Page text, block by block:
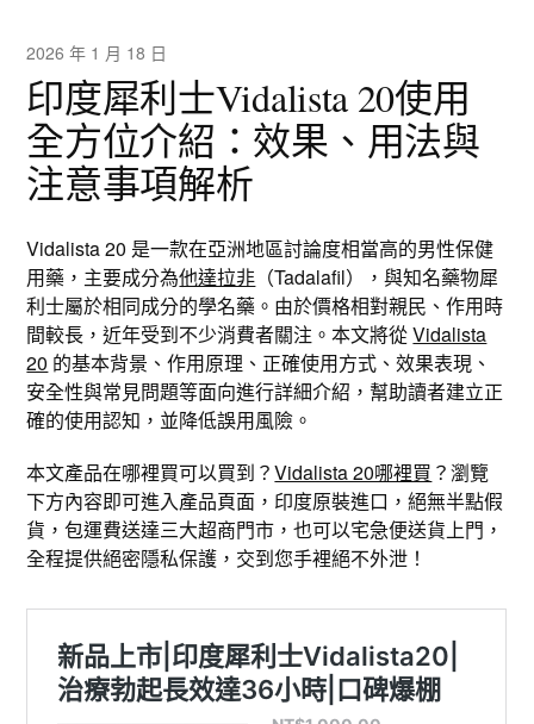
2026 年 1 月 18 日
印度犀利士Vidalista 20使用
全方位介紹：效果、用法與
注意事項解析
Vidalista 20 是一款在亞洲地區討論度相當高的男性保健
用藥，主要成分為他達拉非 （Tadalafil），與知名藥物犀
利士屬於相同成分的學名藥。由於價格相對親民、作用時
間較長，近年受到不少消費者關注。本文將從Vidalista
20 的基本背景、作用原理、正確使用方式、效果表現、
安全性與常見問題等面向進行詳細介紹，幫助讀者建立正
確的使用認知，並降低誤用風險。
本文產品在哪裡買可以買到？Vidalista 20哪裡買 ？瀏覽
下方內容即可進入產品頁面，印度原裝進口，絕無半點假
貨，包運費送達三大超商門市，也可以宅急便送貨上門，
全程提供絕密隱私保護，交到您手裡絕不外泄！